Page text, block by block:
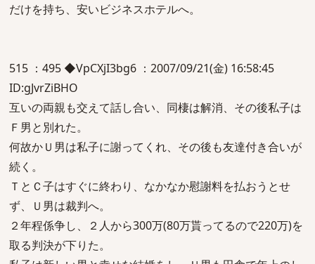
だけを持ち、安いビジネスホテルへ。
515 ：495 ◆VpCXjI3bg6 ：2007/09/21(金) 16:58:45
ID:gJvrZiBHO
互いの両親も交えて話し合い、同棲は解消、その後私子は
Ｆ男と別れた。
何故かＵ男は私子に謝ってくれ、その後も友達付き合いが
続く。
ＴとＣ子はすぐに終わり、なかなか慰謝料を払おうとせ
ず、Ｕ男は裁判へ。
２年程係争し、２人から300万(80万貰ってるので220万)を
取る判決が下りた。